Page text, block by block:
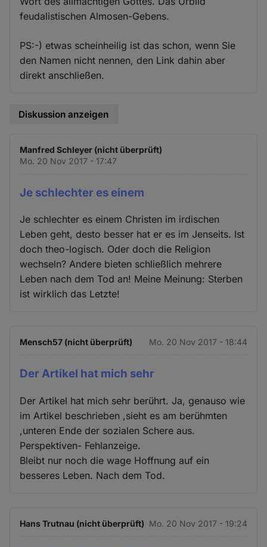
feudalistischen Almosen-Gebens.
PS:-) etwas scheinheilig ist das schon, wenn Sie
den Namen nicht nennen, den Link dahin aber
direkt anschließen.
Diskussion anzeigen
Manfred Schleyer (nicht überprüft)
Mo. 20 Nov 2017 - 17:47
Je schlechter es einem
Je schlechter es einem Christen im irdischen
Leben geht, desto besser hat er es im Jenseits. Ist
doch theo-logisch. Oder doch die Religion
wechseln? Andere bieten schließlich mehrere
Leben nach dem Tod an! Meine Meinung: Sterben
ist wirklich das Letzte!
Mensch57 (nicht überprüft) Mo. 20 Nov 2017 - 18:44
Der Artikel hat mich sehr
Der Artikel hat mich sehr berührt. Ja, genauso wie
im Artikel beschrieben ,sieht es am berühmten
,unteren Ende der sozialen Schere aus.
Perspektiven- Fehlanzeige.
Bleibt nur noch die wage Hoffnung auf ein
besseres Leben. Nach dem Tod.
Hans Trutnau (nicht überprüft) Mo. 20 Nov 2017 - 19:24